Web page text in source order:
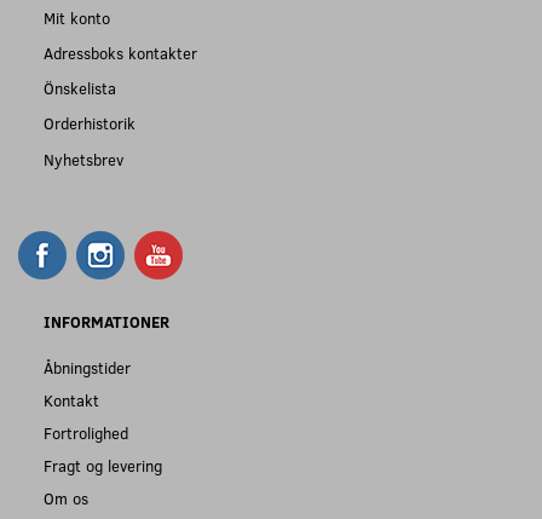
Mit konto
Adressboks kontakter
Önskelista
Orderhistorik
Nyhetsbrev
INFORMATIONER
Åbningstider
Kontakt
Fortrolighed
Fragt og levering
Om os